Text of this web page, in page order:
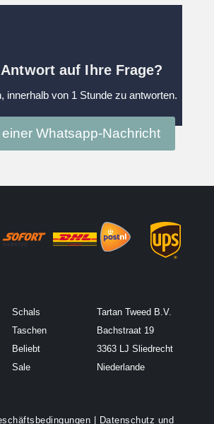
auf Ihre Frage?
innerhalb von 1 Stunde zu antworten.
Whatsapp-Nachricht
Schals
Taschen
Beliebt
Sale
Tartan Tweed B.V.
Bachstraat 19
3363 LJ Sliedrecht
Niederlande
Datenschutz und